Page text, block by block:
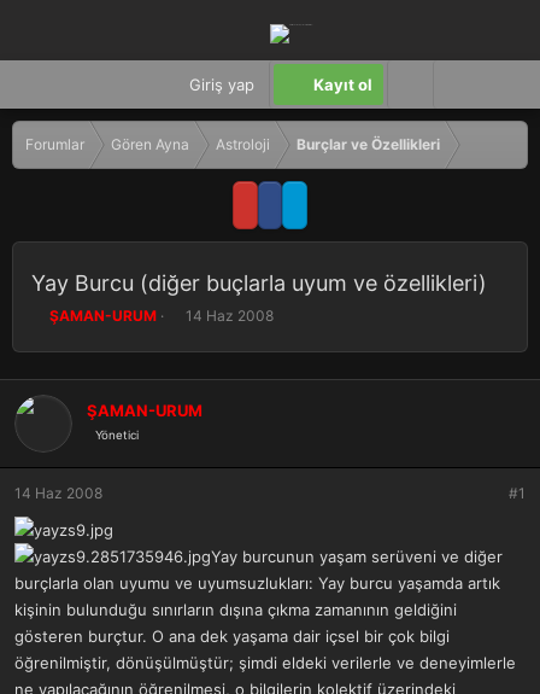
Giriş yap Kayıt ol
Forumlar Gören Ayna Astroloji Burçlar ve Özellikleri
Yay Burcu (diğer buçlarla uyum ve özellikleri)
K
n
b
u
b
a
l
a
t
n
ŞAMAN-URUM
B
ş
l
a
ı
i
14 Haz 2008
ŞAMAN-URUM
Yönetici
14 Haz 2008 #1
Yay burcunun yaşam serüveni ve diğer
burçlarla olan uyumu ve uyumsuzlukları: Yay burcu yaşamda artık
kişinin bulunduğu sınırların dışına çıkma zamanının geldiğini
gösteren burçtur. O ana dek yaşama dair içsel bir çok bilgi
öğrenilmiştir, dönüşülmüştür; şimdi eldeki verilerle ve deneyimlerle
ne yapılacağının öğrenilmesi, o bilgilerin kolektif üzerindeki